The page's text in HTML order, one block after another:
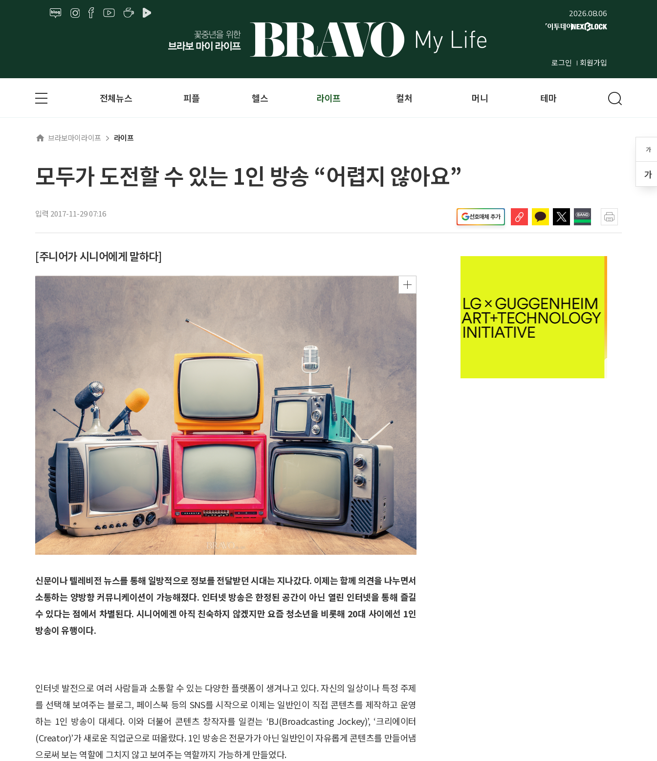
2026.08.06
로그인 회원가입
가
가
전체뉴스 피플 헬스 라이프 컬처 머니 테마
브라보마이라이프 라이프
모두가 도전할 수 있는 1인 방송 “어렵지 않아요”
입력 2017-11-29 07:16 선호매체 추가
[주니어가 시니어에게 말하다]
신문이나 텔레비전 뉴스를 통해 일방적으로 정보를 전달받던 시대는 지나갔다. 이제는 함께 의견을 나누면서
소통하는 양방향 커뮤니케이션이 가능해졌다. 인터넷 방송은 한정된 공간이 아닌 열린 인터넷을 통해 즐길
수 있다는 점에서 차별된다. 시니어에겐 아직 친숙하지 않겠지만 요즘 청소년을 비롯해 20대 사이에선 1인
방송이 유행이다.
인터넷 발전으로 여러 사람들과 소통할 수 있는 다양한 플랫폼이 생겨나고 있다. 자신의 일상이나 특정 주제
를 선택해 보여주는 블로그, 페이스북 등의 SNS를 시작으로 이제는 일반인이 직접 콘텐츠를 제작하고 운영
하는 1인 방송이 대세다. 이와 더불어 콘텐츠 창작자를 일컫는 ‘BJ(Broadcasting Jockey)’, ‘크리에이터
(Creator)’가 새로운 직업군으로 떠올랐다. 1인 방송은 전문가가 아닌 일반인이 자유롭게 콘텐츠를 만들어냄
으로써 보는 역할에 그치지 않고 보여주는 역할까지 가능하게 만들었다.